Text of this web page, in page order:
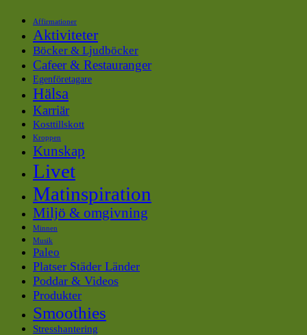
Affirmationer
Aktiviteter
Böcker & Ljudböcker
Cafeer & Restauranger
Egenföretagare
Hälsa
Karriär
Kosttillskott
Kroppen
Kunskap
Livet
Matinspiration
Miljö & omgivning
Minnen
Musik
Paleo
Platser Städer Länder
Poddar & Videos
Produkter
Smoothies
Stresshantering